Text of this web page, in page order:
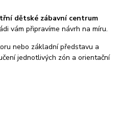
dětské zábavní centrum
vám připravíme návrh na míru.
nebo základní představu a
jednotlivých zón a orientační